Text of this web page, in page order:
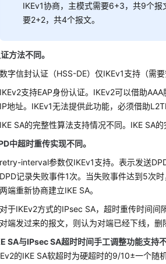
IKEv1协商，主模式需要6+3，共9个
要2+2，共4个报文。
方法不同。
数字信封认证（HSS-DE）仅IKEv1支持（需
IKEv2支持EAP身份认证。IKEv2可以借助
IP地址。IKEv1无法提供此功能，必须借助
IKE SA的完整性算法支持情况不同。IKE SA
中超时重传实现不同。
retry-interval参数仅IKEv1支持。表示发送
DPD记录失败事件1次。当失败事件达到5次
两端重新协商建立IKE SA。
对于IKEv2方式的IPsec SA，超时重传时间
对端发过来的报文，则认为对端已经下线，删
SA与IPsec SA超时时间手工调整功能支持不
的IKE SA软超时为硬超时的9/10±一个随